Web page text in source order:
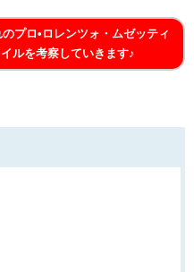
プロ•ロレンツォ・ムゼッティ
ルを考察していきます♪